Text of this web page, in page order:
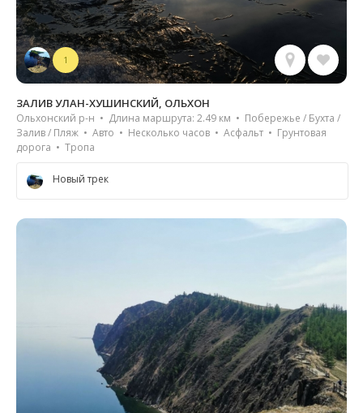
1
ЗАЛИВ УЛАН-ХУШИНСКИЙ, ОЛЬХОН
Ольхонский р-н • Длина маршрута: 2.49 км • Побережье / Бухта /
Залив / Пляж • Авто • Несколько часов • Асфальт • Грунтовая
дорога • Тропа
Новый трек